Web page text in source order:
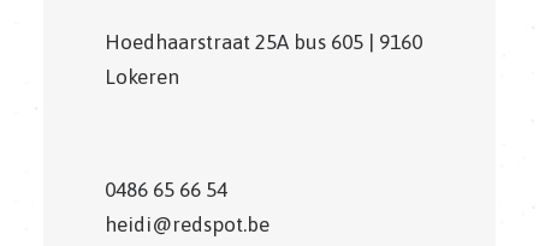
Hoedhaarstraat 25A bus 605 | 9160
Lokeren
0486 65 66 54
heidi@redspot.be